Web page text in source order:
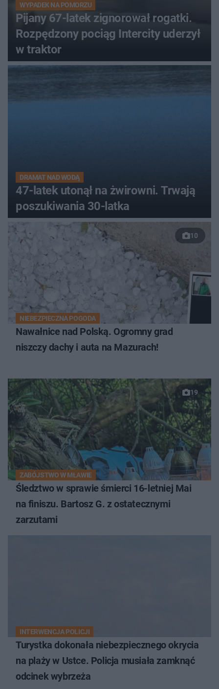
WYPADEK NA POMORZU
Pijany 67-latek zignorował rogatki.
Rozpędzony pociąg Intercity uderzył
w traktor
DRAMAT NAD WODĄ
47-latek utonął na żwirowni. Trwają
poszukiwania 30-latka
10
NIEBEZPIECZNA POGODA
Nawałnice nad Polską. Ogromny grad
niszczy dachy i auta na Mazurach!
19
ZABÓJSTWO W MŁAWIE
Śledztwo w sprawie śmierci 16-letniej Mai
na finiszu. Bartosz G. z ostatecznymi
zarzutami
INTERWENCJA POLICJI
Turystka dokonała niebezpiecznego okrycia
na plaży w Ustce. Policja musiała zamknąć
odcinek wybrzeża